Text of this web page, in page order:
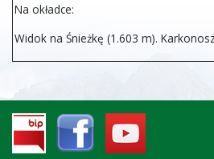
Na okładce:
Widok na Śnieżkę (1.603 m).